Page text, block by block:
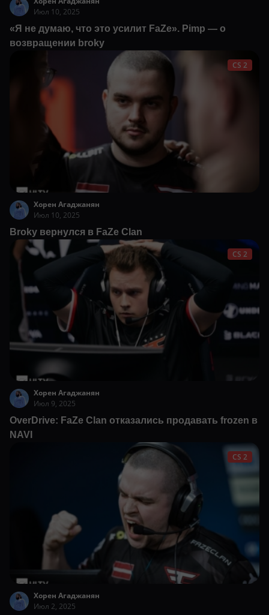
Июл 10, 2025
«Я не думаю, что это усилит FaZe». Pimp — о
возвращении broky
CS 2
Хорен Агаджанян
Июл 10, 2025
Broky вернулся в FaZe Clan
CS 2
Хорен Агаджанян
Июл 9, 2025
OverDrive: FaZe Clan отказались продавать frozen в
NAVI
CS 2
Хорен Агаджанян
Июл 2, 2025